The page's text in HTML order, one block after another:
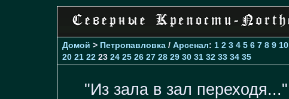
Домой > Петропавловка / Арсенал: 1 2 3 4 5 6 7 8 9 10
20 21 22 23 24 25 26 27 28 29 30 31 32 33 34 35
"Из зала в зал переходя..."